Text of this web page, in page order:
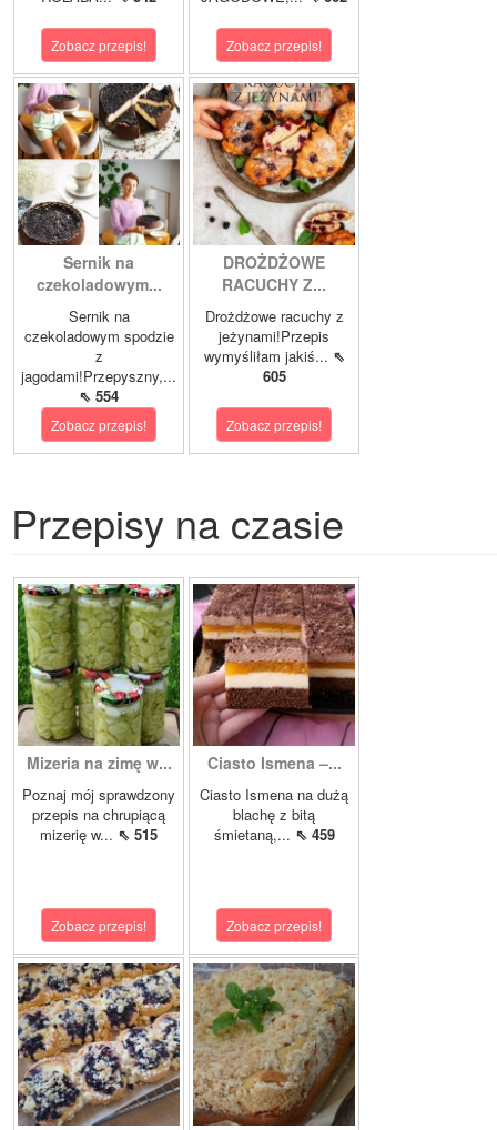
Zobacz przepis! Zobacz przepis!
Sernik na
czekoladowym...
Sernik na
czekoladowym spodzie
z
jagodami!Przepyszny,...
⇖ 554
Zobacz przepis!
DROŻDŻOWE
RACUCHY Z...
Drożdżowe racuchy z
jeżynami!Przepis
wymyśliłam jakiś... ⇖
605
Zobacz przepis!
Przepisy na czasie
Mizeria na zimę w...
Poznaj mój sprawdzony
przepis na chrupiącą
mizerię w... ⇖ 515
Zobacz przepis!
Ciasto Ismena –...
Ciasto Ismena na dużą
blachę z bitą
śmietaną,... ⇖ 459
Zobacz przepis!